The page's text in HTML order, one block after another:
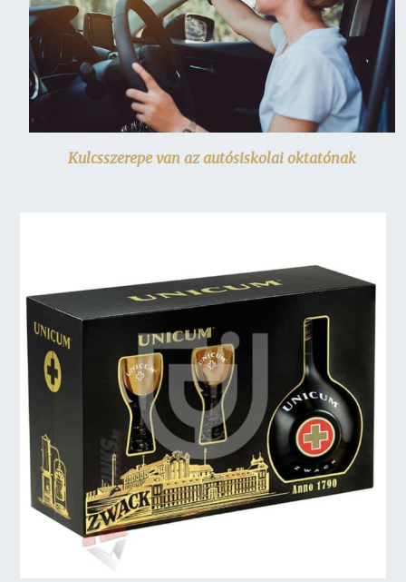
Kulcsszerepe van az autósiskolai oktatónak